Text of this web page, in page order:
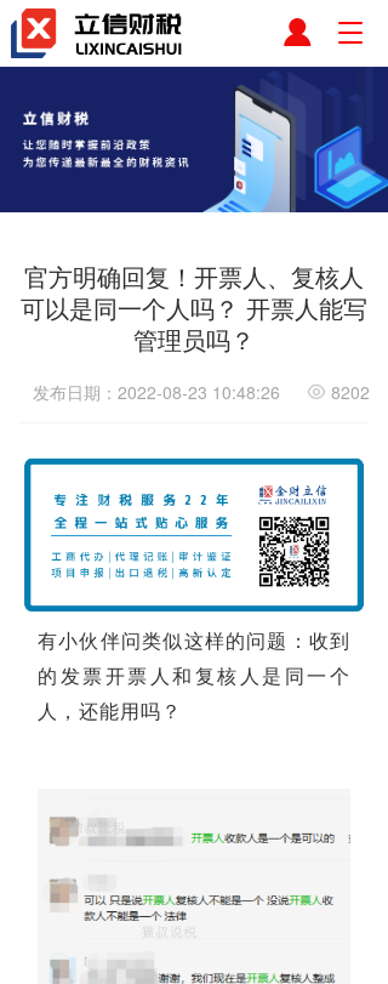
T
g
l
e
n
a
g
a
n
​官方明确回复！开票人、复核人
可以是同一个人吗？ 开票人能写
管理员吗？
发布日期：2022-08-23 10:48:26 8202
有小伙伴问类似这样的问题：收到
的发票开票人和复核人是同一个
人，还能用吗？